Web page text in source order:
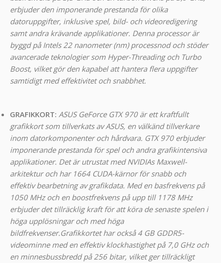
erbjuder den imponerande prestanda för olika
datoruppgifter, inklusive spel, bild- och videoredigering
samt andra krävande applikationer. Denna processor är
byggd på Intels 22 nanometer (nm) processnod och stöder
avancerade teknologier som Hyper-Threading och Turbo
Boost, vilket gör den kapabel att hantera flera uppgifter
samtidigt med effektivitet och snabbhet.
GRAFIKKORT: ASUS GeForce GTX 970 är ett kraftfullt
grafikkort som tillverkats av ASUS, en välkänd tillverkare
inom datorkomponenter och hårdvara. GTX 970 erbjuder
imponerande prestanda för spel och andra grafikintensiva
applikationer. Det är utrustat med NVIDIAs Maxwell-
arkitektur och har 1664 CUDA-kärnor för snabb och
effektiv bearbetning av grafikdata. Med en basfrekvens på
1050 MHz och en boostfrekvens på upp till 1178 MHz
erbjuder det tillräcklig kraft för att köra de senaste spelen i
höga upplösningar och med höga
bildfrekvenser.Grafikkortet har också 4 GB GDDR5-
videominne med en effektiv klockhastighet på 7,0 GHz och
en minnesbussbredd på 256 bitar, vilket ger tillräckligt